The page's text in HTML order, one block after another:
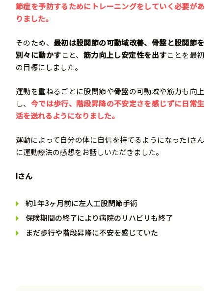
節症を予防するためにトレーニングをしていく必要があ
りました。
そのため、 最初は股関節の可動域改善、骨盤と股関節を
別々に動かすこと、 筋力向上し安定性を出すことを最初
の目標にしました。
運動を重ねるごとに股関節や骨盤の可動域や筋力も向上
し、 今では歩行、階段昇降の不安定さを感じずに日常生
活を送れるようになりました。
運動によって自分の体に自信を持てるようになったIさん
に運動療法の感想をお話しいただきました。
Iさん
約1年3ヶ月前に左人工股関節手術
保険期間の終了により病院のリハビリも終了
まだ歩行や階段昇降に不安を感じていた